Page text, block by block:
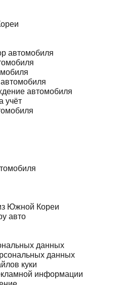
автомобиля
автомобиля
учёт
Южной Кореи
авто
данных
данных
куки
информации